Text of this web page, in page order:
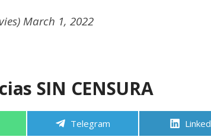
March 1, 2022
SIN CENSURA
Compartir
Telegram